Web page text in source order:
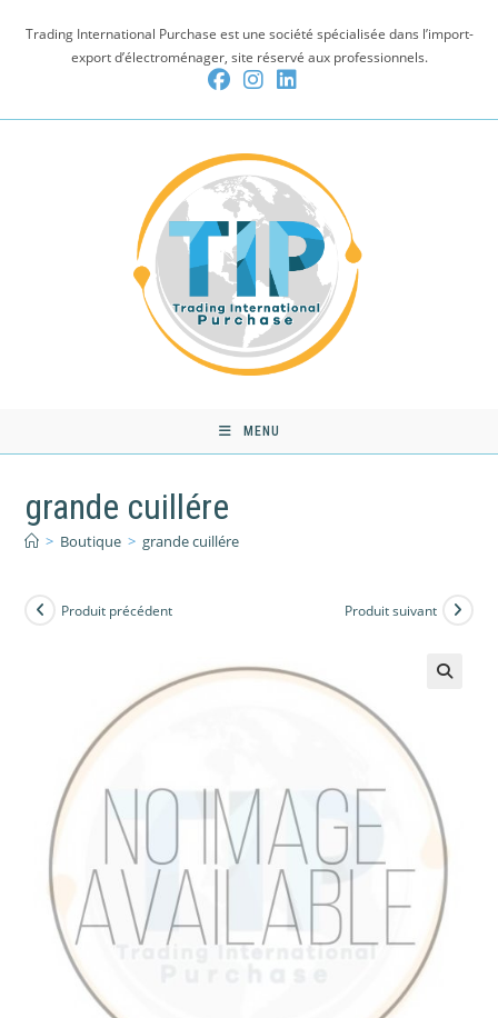
Trading International Purchase est une société spécialisée dans l’import-
export d’électroménager, site réservé aux professionnels.
MENU
grande cuillére
> Boutique > grande cuillére
Produit précédent Produit suivant